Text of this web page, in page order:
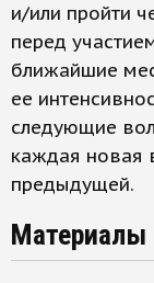
и/или пройти
перед
ближайшие
ее
следующие
каждая новая
предыдущей.
Материалы